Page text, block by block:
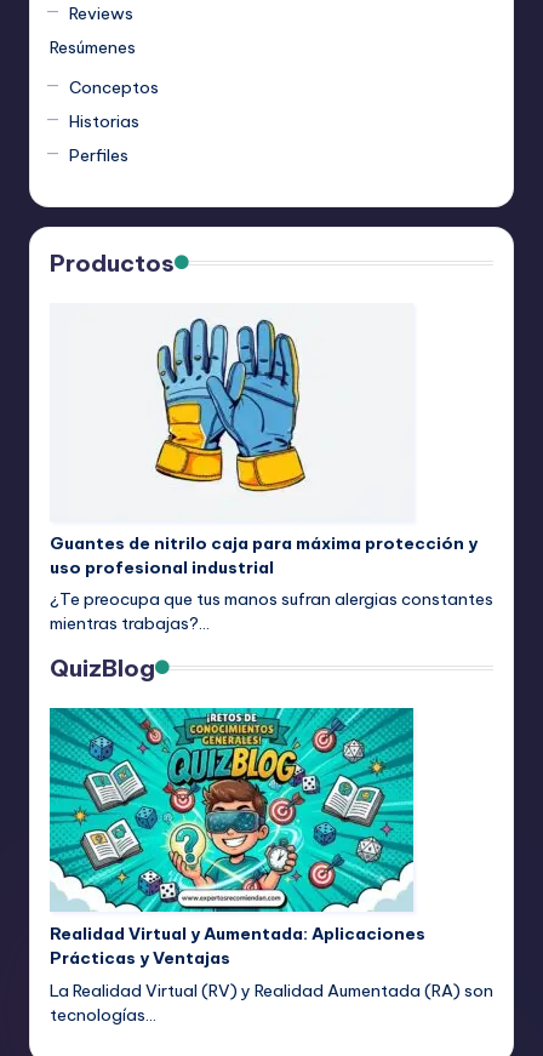
Reviews
Resúmenes
Conceptos
Historias
Perfiles
Productos
Guantes de nitrilo caja para máxima protección y
uso profesional industrial
¿Te preocupa que tus manos sufran alergias constantes
mientras trabajas?…
QuizBlog
Realidad Virtual y Aumentada: Aplicaciones
Prácticas y Ventajas
La Realidad Virtual (RV) y Realidad Aumentada (RA) son
tecnologías…